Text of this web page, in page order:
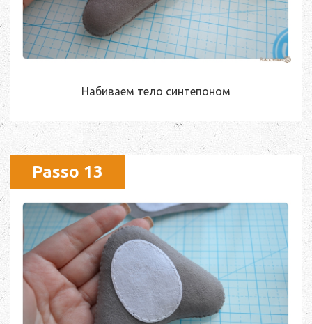
Набиваем тело синтепоном
Passo 13